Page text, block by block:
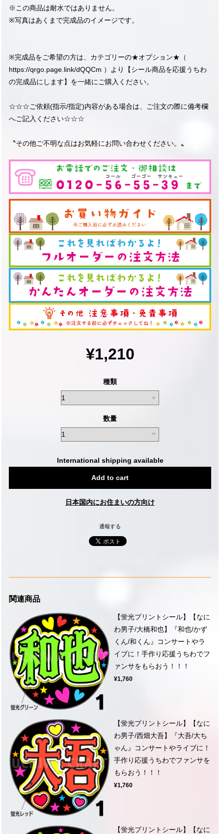
※この商品は耐水ではありません。
※写真はあくまで完成品のイメージです。
※完成品をご希望の方は、カテゴリーの★オプション★（
https://qrgo.page.link/dQQCm ）より【シール商品を応援うちわ
の完成品にします】を一緒にご購入ください。
☆☆☆ご依頼(指示/指定)内容がある場合は、ご注文の際に備考欄
へご記入ください☆☆☆
〝その他ご不明な点はお気軽にお問い合わせください。〟
¥1,210
種類
数量
International shipping available
Add to cart
日本国内にお住まいの方向け
通報する
関連商品
【蛍光プリントシール】【なに
わ男子/大橋和也】『和也/かず
くん/和くん』コンサートやラ
イブに！手作り応援うちわでフ
ァンサをもらおう！！！
¥1,760
【蛍光プリントシール】【なに
わ男子/西畑大吾】『大吾/大ち
ゃん』コンサートやライブに！
手作り応援うちわでファンサを
もらおう！！！
¥1,760
【蛍光プリントシール】【なに